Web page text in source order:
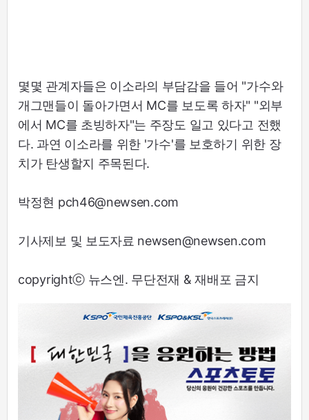
몇몇 관계자들은 이소라의 부담감을 들어 "가수와
개그맨들이 돌아가면서 MC를 보도록 하자" "외부
에서 MC를 초빙하자"는 주장도 일고 있다고 전했
다. 과연 이소라를 위한 '가수'를 보호하기 위한 장
치가 탄생할지 주목된다.
박정현 pch46@newsen.com
기사제보 및 보도자료 newsen@newsen.com
copyrightⓒ 뉴스엔. 무단전재 & 재배포 금지